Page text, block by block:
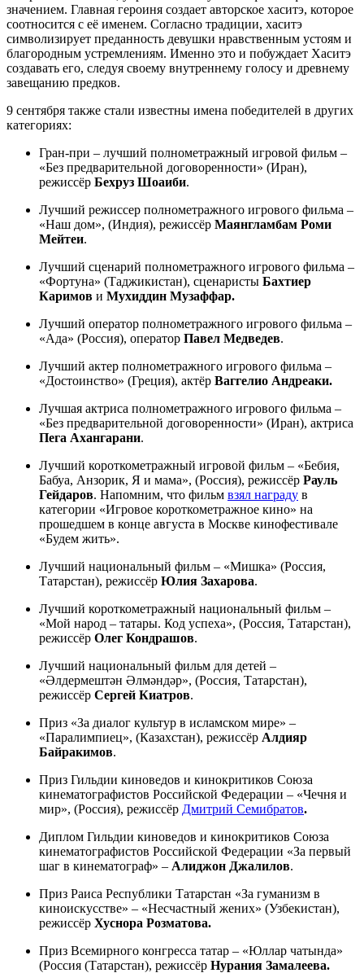
значением. Главная героиня создает авторское хаситэ, которое
соотносится с её именем. Согласно традиции, хаситэ
символизирует преданность девушки нравственным устоям и
благородным устремлениям. Именно это и побуждает Хаситэ
создавать его, следуя своему внутреннему голосу и древнему
завещанию предков.
9 сентября также стали известны имена победителей в других
категориях:
Гран-при – лучший полнометражный игровой фильм –
«Без предварительной договоренности» (Иран),
режиссёр Бехруз Шоаиби.
Лучший режиссер полнометражного игрового фильма –
«Наш дом», (Индия), режиссёр Маянгламбам Роми
Мейтеи.
Лучший сценарий полнометражного игрового фильма –
«Фортуна» (Таджикистан), сценаристы Бахтиер
Каримов и Мухиддин Музаффар.
Лучший оператор полнометражного игрового фильма –
«Ада» (Россия), оператор Павел Медведев.
Лучший актер полнометражного игрового фильма –
«Достоинство» (Греция), актёр Ваггелио Андреаки.
Лучшая актриса полнометражного игрового фильма –
«Без предварительной договоренности» (Иран), актриса
Пега Ахангарани.
Лучший короткометражный игровой фильм – «Бебия,
Бабуа, Анзорик, Я и мама», (Россия), режиссёр Рауль
Гейдаров. Напомним, что фильм взял награду в
категории «Игровое короткометражное кино» на
прошедшем в конце августа в Москве кинофестивале
«Будем жить».
Лучший национальный фильм – «Мишка» (Россия,
Татарстан), режиссёр Юлия Захарова.
Лучший короткометражный национальный фильм –
«Мой народ – татары. Код успеха», (Россия, Татарстан),
режиссёр Олег Кондрашов.
Лучший национальный фильм для детей –
«Әлдермештән Әлмәндәр», (Россия, Татарстан),
режиссёр Сергей Киатров.
Приз «За диалог культур в исламском мире» –
«Паралимпиец», (Казахстан), режиссёр Алдияр
Байракимов.
Приз Гильдии киноведов и кинокритиков Союза
кинематографистов Российской Федерации – «Чечня и
мир», (Россия), режиссёр Дмитрий Семибратов.
Диплом Гильдии киноведов и кинокритиков Союза
кинематографистов Российской Федерации «За первый
шаг в кинематограф» – Алиджон Джалилов.
Приз Раиса Республики Татарстан «За гуманизм в
киноискусстве» – «Несчастный жених» (Узбекистан),
режиссёр Хуснора Розматова.
Приз Всемирного конгресса татар – «Юллар чатында»
(Россия (Татарстан), режиссёр Нурания Замалеева.